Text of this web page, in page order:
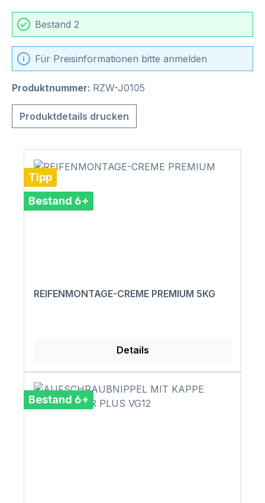
Bestand 2
Für Preisinformationen bitte anmelden
Produktnummer: RZW-J0105
Produktdetails drucken
Tipp
Bestand 6+
REIFENMONTAGE-CREME PREMIUM 5KG
Details
Bestand 6+